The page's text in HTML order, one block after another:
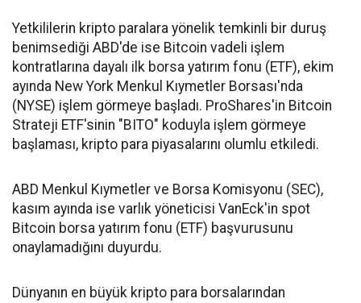
Yetkililerin kripto paralara yönelik temkinli bir duruş
benimsediği ABD'de ise Bitcoin vadeli işlem
kontratlarına dayalı ilk borsa yatırım fonu (ETF), ekim
ayında New York Menkul Kıymetler Borsası'nda
(NYSE) işlem görmeye başladı. ProShares'in Bitcoin
Strateji ETF'sinin "BITO" koduyla işlem görmeye
başlaması, kripto para piyasalarını olumlu etkiledi.
ABD Menkul Kıymetler ve Borsa Komisyonu (SEC),
kasım ayında ise varlık yöneticisi VanEck'in spot
Bitcoin borsa yatırım fonu (ETF) başvurusunu
onaylamadığını duyurdu.
Dünyanın en büyük kripto para borsalarından